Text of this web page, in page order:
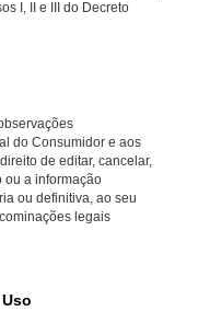
I, II e III do Decreto
do Consumidor e aos
de editar, cancelar,
ou a informação
ou definitiva, ao seu
legais